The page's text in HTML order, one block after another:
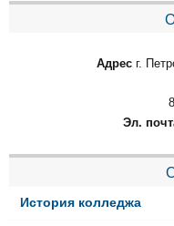
Адрес г.
Эл.
История колледжа